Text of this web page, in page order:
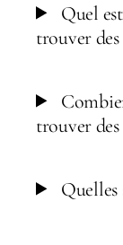
Quel
trouver
trouver
Quelles